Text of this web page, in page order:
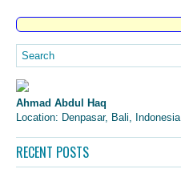
Ahmad Abdul Haq
Location: Denpasar, Bali, Indonesia
RECENT POSTS